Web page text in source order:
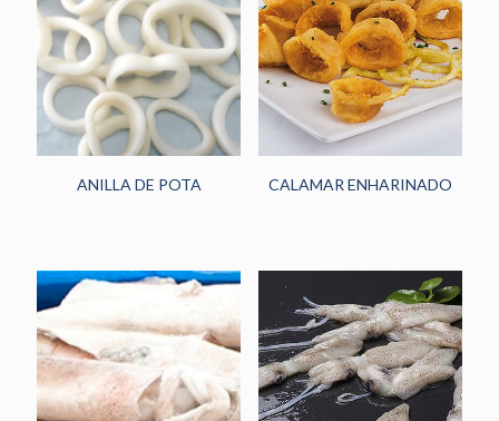
HORECA(242)
PANADERÍA Y
PASTELERÍA(48)
NOVEDADES(13)
ANILLA DE POTA CALAMAR ENHARINADO